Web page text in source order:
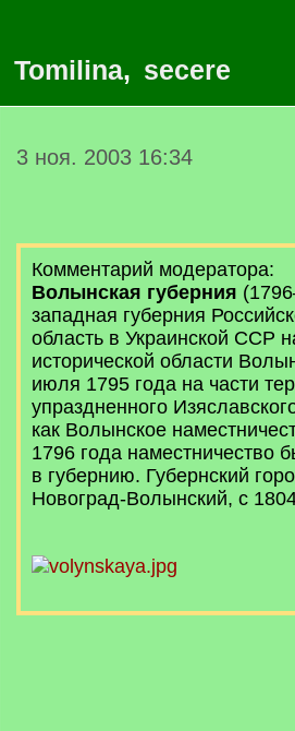
Tomilina, secere
3 ноя. 2003 16:34
Комментарий модератора:
Волынская губерния
западная губерния
область в Украинской ССР
исторической области
июля 1795 года на части
упраздненного
как Волынское
1796 года на­ме­ст­ни­че­ст­во
в гу­бер­нию. Губернский
Новоград-Волынский, с